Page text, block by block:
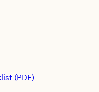
(PDF)